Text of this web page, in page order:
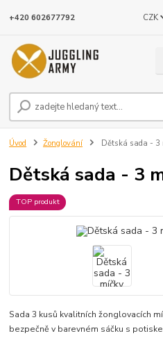
CZK
+420 602677792
Úvod Žonglování Dětská sada - 3
Dětská sada - 3
TOP produkt
Sada 3 kusů kvalitních žonglovacích
bezpečně v barevném sáčku s